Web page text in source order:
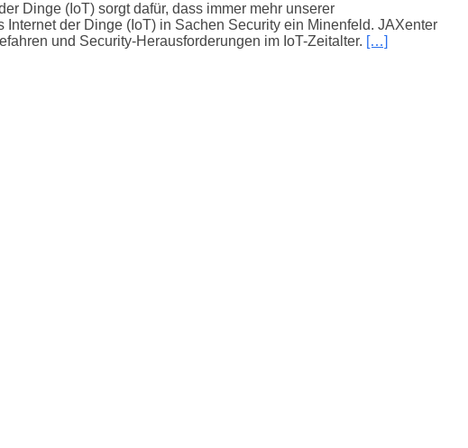
Dinge (IoT) sorgt dafür, dass immer mehr unserer
der Dinge (IoT) in Sachen Security ein Minenfeld. JAXenter
und Security-Herausforderungen im IoT-Zeitalter. […]